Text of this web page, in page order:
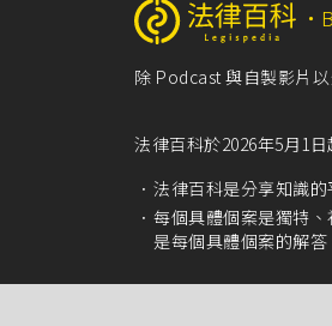
‧
除 Podcast 與自製影片
法律百科於2026年5月1
法律百科是分享知識
每個具體個案是獨特
是每個具體個案的解